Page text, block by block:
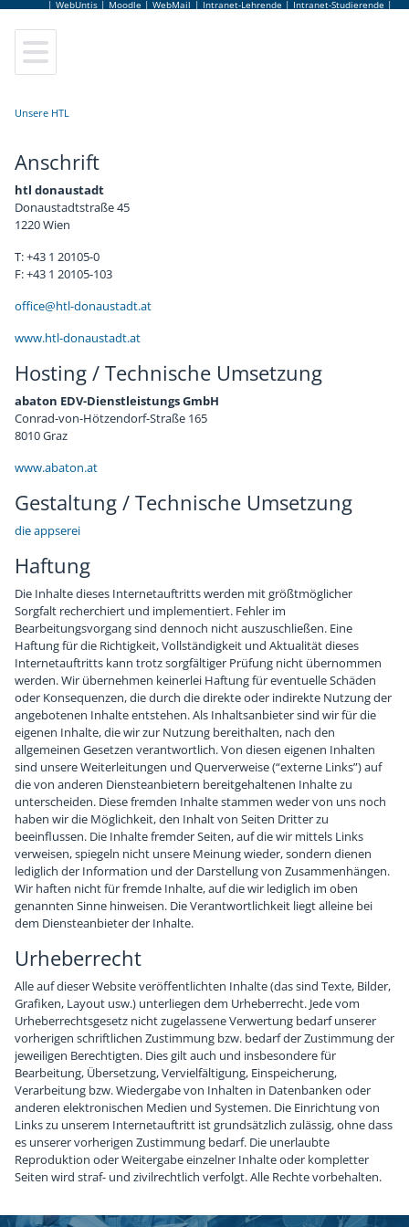
| WebUntis | Moodle | WebMail | Intranet-Lehrende | Intranet-Studierende |
Unsere HTL
Anschrift
htl donaustadt
Donaustadtstraße 45
1220 Wien
T: +43 1 20105-0
F: +43 1 20105-103
office@htl-donaustadt.at
www.htl-donaustadt.at
Hosting / Technische Umsetzung
abaton EDV-Dienstleistungs GmbH
Conrad-von-Hötzendorf-Straße 165
8010 Graz
www.abaton.at
Gestaltung / Technische Umsetzung
die appserei
Haftung
Die Inhalte dieses Internetauftritts werden mit größtmöglicher
Sorgfalt recherchiert und implementiert. Fehler im
Bearbeitungsvorgang sind dennoch nicht auszuschließen. Eine
Haftung für die Richtigkeit, Vollständigkeit und Aktualität dieses
Internetauftritts kann trotz sorgfältiger Prüfung nicht übernommen
werden. Wir übernehmen keinerlei Haftung für eventuelle Schäden
oder Konsequenzen, die durch die direkte oder indirekte Nutzung der
angebotenen Inhalte entstehen. Als Inhaltsanbieter sind wir für die
eigenen Inhalte, die wir zur Nutzung bereithalten, nach den
allgemeinen Gesetzen verantwortlich. Von diesen eigenen Inhalten
sind unsere Weiterleitungen und Querverweise (“externe Links”) auf
die von anderen Diensteanbietern bereitgehaltenen Inhalte zu
unterscheiden. Diese fremden Inhalte stammen weder von uns noch
haben wir die Möglichkeit, den Inhalt von Seiten Dritter zu
beeinflussen. Die Inhalte fremder Seiten, auf die wir mittels Links
verweisen, spiegeln nicht unsere Meinung wieder, sondern dienen
lediglich der Information und der Darstellung von Zusammenhängen.
Wir haften nicht für fremde Inhalte, auf die wir lediglich im oben
genannten Sinne hinweisen. Die Verantwortlichkeit liegt alleine bei
dem Diensteanbieter der Inhalte.
Urheberrecht
Alle auf dieser Website veröffentlichten Inhalte (das sind Texte, Bilder,
Grafiken, Layout usw.) unterliegen dem Urheberrecht. Jede vom
Urheberrechtsgesetz nicht zugelassene Verwertung bedarf unserer
vorherigen schriftlichen Zustimmung bzw. bedarf der Zustimmung der
jeweiligen Berechtigten. Dies gilt auch und insbesondere für
Bearbeitung, Übersetzung, Vervielfältigung, Einspeicherung,
Verarbeitung bzw. Wiedergabe von Inhalten in Datenbanken oder
anderen elektronischen Medien und Systemen. Die Einrichtung von
Links zu unserem Internetauftritt ist grundsätzlich zulässig, ohne dass
es unserer vorherigen Zustimmung bedarf. Die unerlaubte
Reproduktion oder Weitergabe einzelner Inhalte oder kompletter
Seiten wird straf- und zivilrechtlich verfolgt. Alle Rechte vorbehalten.
Elektronik und Technische Informatik
Informationstechnologie
Informatik
Abendschule
Fachpraxis
Zusatzausbildungen
Elternverein
Schulgemeinschaftsausschuss
Leitbild
Hausordnung
Tage der offenen Tür
Virtuelle Schulführung
Frauen Technik Zukunft
Internationales & Erasmus+
Elektronikmuseum
Chronik
Lehrerinnen und Lehrer
Bildungsberatung
Jugendcoaching
Schulpsychologie
Schulärztin
AlumniClub
Kuratorium
Sponsoren
Schulbesuchsbestätigung
Terminkalender
Jobbörse
Schulbuffet
Schulmerchandise
Schulfolder